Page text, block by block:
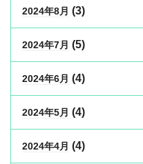
2024年8月 (3)
2024年7月 (5)
2024年6月 (4)
2024年5月 (4)
2024年4月 (4)